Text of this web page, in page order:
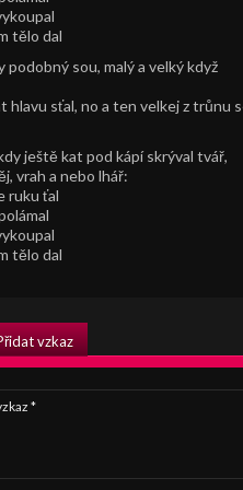
tělo dal
podobný sou, malý a velký když
hlavu sťal, no a ten velkej z trůnu
ještě kat pod kápí skrýval tvář,
vrah a nebo lhář:
ruku ťal
tělo dal
vzkaz